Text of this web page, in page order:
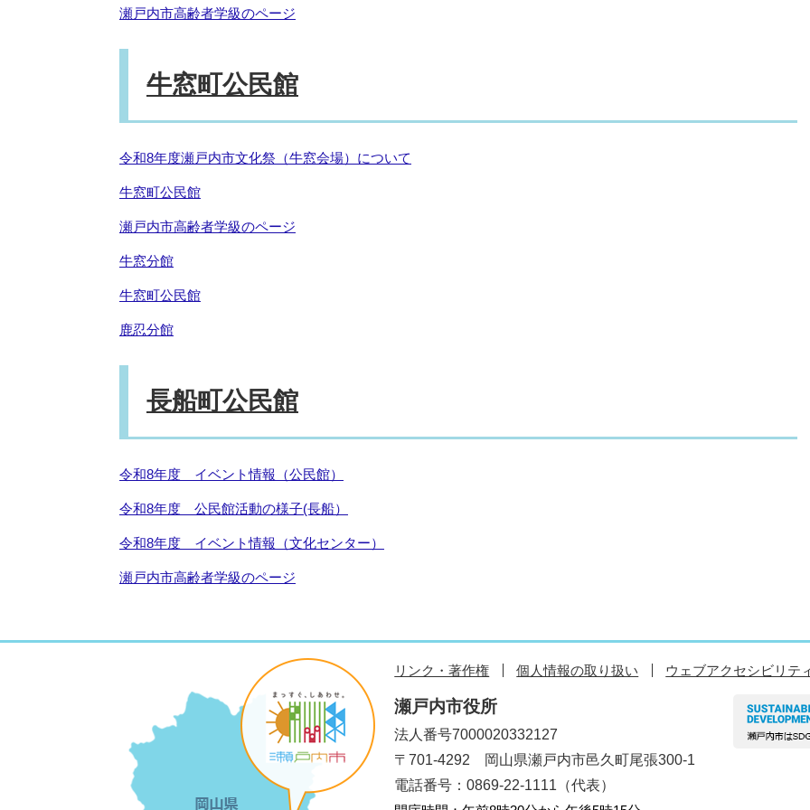
瀬戸内市高齢者学級のページ
牛窓町公民館
令和8年度瀬戸内市文化祭（牛窓会場）について
牛窓町公民館
瀬戸内市高齢者学級のページ
牛窓分館
牛窓町公民館
鹿忍分館
長船町公民館
令和8年度 イベント情報（公民館）
令和8年度 公民館活動の様子(長船）
令和8年度 イベント情報（文化センター）
瀬戸内市高齢者学級のページ
リンク・著作権 個人情報の取り扱い ウェブアクセシビリテ
瀬戸内市役所
法人番号7000020332127
〒701-4292 岡山県瀬戸内市邑久町尾張300-1
電話番号：0869-22-1111（代表）